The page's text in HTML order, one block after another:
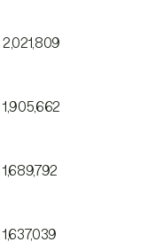
2,021,809
1,905,662
1,689,792
1,637,039